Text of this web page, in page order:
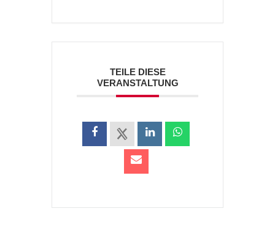
TEILE DIESE
VERANSTALTUNG